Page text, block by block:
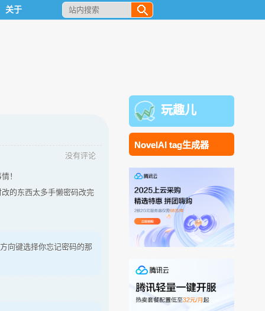
关于
没有评论
！
的东西太多手懒密码改完
向键选择你忘记密码的那
玩趣儿
NovelAI tag生成器